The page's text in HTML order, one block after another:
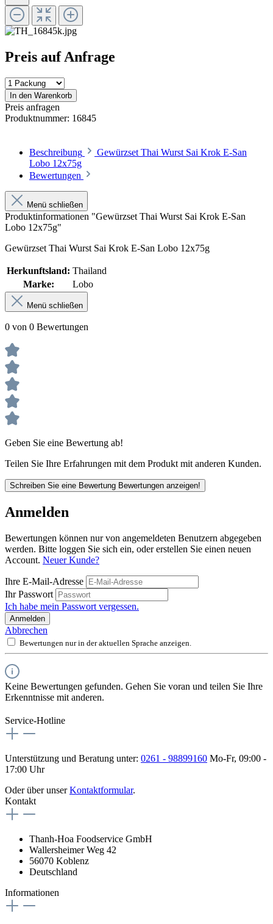
Preis auf Anfrage
In den Warenkorb
Preis anfragen
Produktnummer: 16845
Beschreibung
Gewürzset Thai Wurst Sai Krok E-San
Lobo 12x75g
Bewertungen
Menü schließen
Produktinformationen "Gewürzset Thai Wurst Sai Krok E-San
Lobo 12x75g"
Gewürzset Thai Wurst Sai Krok E-San Lobo 12x75g
Herkunftsland: Thailand
Marke:
Lobo
Menü schließen
0 von 0 Bewertungen
Geben Sie eine Bewertung ab!
Teilen Sie Ihre Erfahrungen mit dem Produkt mit anderen Kunden.
Schreiben Sie eine Bewertung Bewertungen anzeigen!
Anmelden
Bewertungen können nur von angemeldeten Benutzern abgegeben
werden. Bitte loggen Sie sich ein, oder erstellen Sie einen neuen
Account. Neuer Kunde?
Ihre E-Mail-Adresse
Ihr Passwort
Ich habe mein Passwort vergessen.
Anmelden
Abbrechen
Bewertungen nur in der aktuellen Sprache anzeigen.
Keine Bewertungen gefunden. Gehen Sie voran und teilen Sie Ihre
Erkenntnisse mit anderen.
Service-Hotline
Unterstützung und Beratung unter: 0261 - 98899160 Mo-Fr, 09:00 -
17:00 Uhr
Oder über unserKontaktformular.
Kontakt
Thanh-Hoa Foodservice GmbH
Wallersheimer Weg 42
56070 Koblenz
Deutschland
Informationen